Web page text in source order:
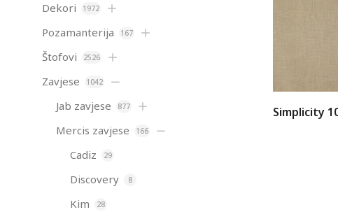
Dekori 1972
Pozamanterija 167
Štofovi 2526
Zavjese 1042
Jab zavjese 877
Mercis zavjese 166
Cadiz 29
Discovery 8
Kim 28
Simplicity